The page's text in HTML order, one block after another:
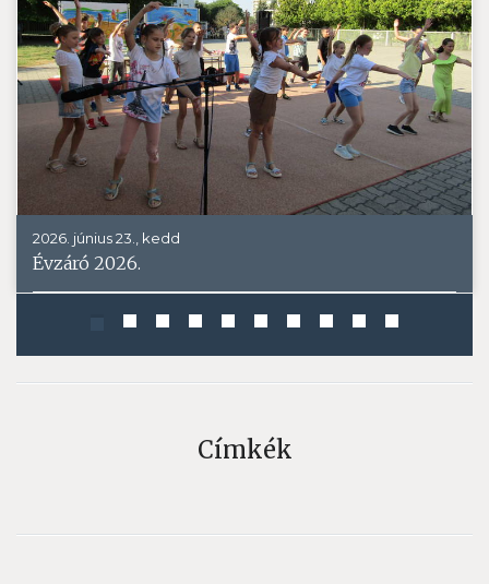
2026. június 23., kedd
Évzáró 2026.
Címkék